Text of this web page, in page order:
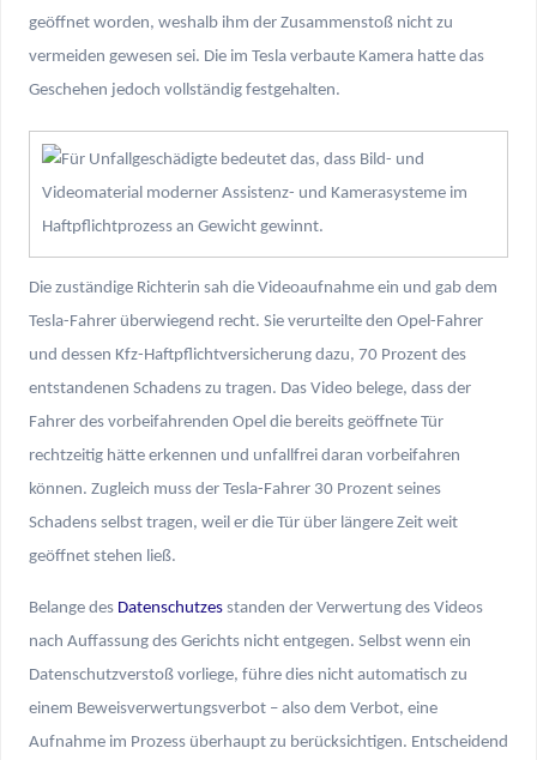
geöffnet worden, weshalb ihm der Zusammenstoß nicht zu
vermeiden gewesen sei. Die im Tesla verbaute Kamera hatte das
Geschehen jedoch vollständig festgehalten.
Die zuständige Richterin sah die Videoaufnahme ein und gab dem
Tesla-Fahrer überwiegend recht. Sie verurteilte den Opel-Fahrer
und dessen Kfz-Haftpflichtversicherung dazu, 70 Prozent des
entstandenen Schadens zu tragen. Das Video belege, dass der
Fahrer des vorbeifahrenden Opel die bereits geöffnete Tür
rechtzeitig hätte erkennen und unfallfrei daran vorbeifahren
können. Zugleich muss der Tesla-Fahrer 30 Prozent seines
Schadens selbst tragen, weil er die Tür über längere Zeit weit
geöffnet stehen ließ.
Belange des Datenschutzesstanden der Verwertung des Videos
nach Auffassung des Gerichts nicht entgegen. Selbst wenn ein
Datenschutzverstoß vorliege, führe dies nicht automatisch zu
einem Beweisverwertungsverbot – also dem Verbot, eine
Aufnahme im Prozess überhaupt zu berücksichtigen. Entscheidend